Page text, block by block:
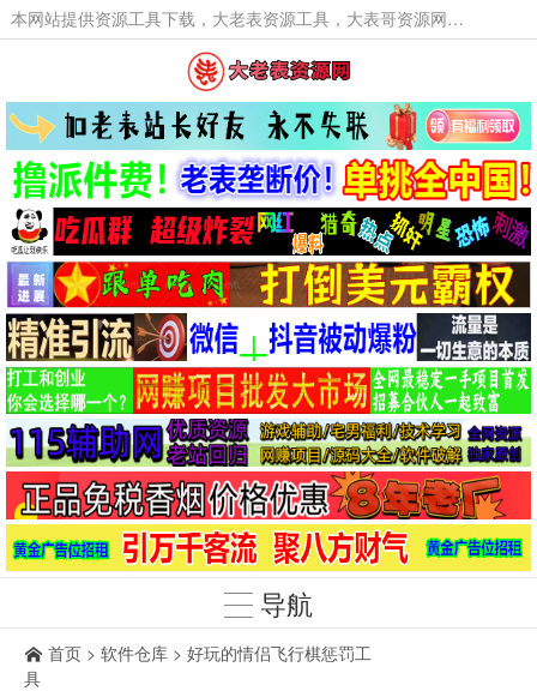
本网站提供资源工具下载，大老表资源工具，大表哥资源网软件工具，大老表资源下载，活动线报福利资源分享,活动线报，大型网游经典游戏，网络热门技术游戏辅助交流与分享。
导航
首页 > 软件仓库 > 好玩的情侣飞行棋惩罚工
具